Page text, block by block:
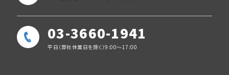
03-3660-1941
平日（弊社休業日を除く）9:00～17:00